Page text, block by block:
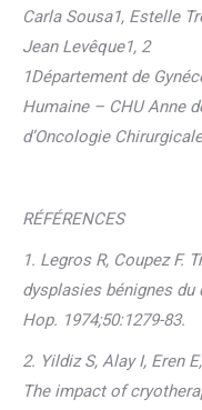
Carla Sousa1, Estelle
Jean Levêque1, 2
1Département de
Humaine – CHU Anne
d’Oncologie
RÉFÉRENCES
1. Legros R, Coupez F.
dysplasies bénignes du
Hop. 1974;50:1279-83.
2. Yildiz S, Alay I, Eren
The impact of